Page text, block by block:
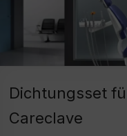
Dichtungsset
Careclave